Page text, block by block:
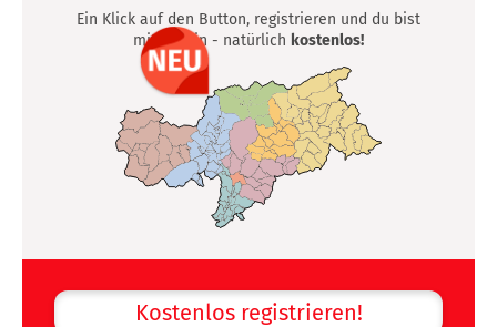
Ein Klick auf den Button, registrieren und du bist
mittendrin - natürlich kostenlos!
Kostenlos registrieren!